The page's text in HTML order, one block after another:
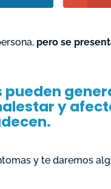
pero se
pueden
y
y te daremos